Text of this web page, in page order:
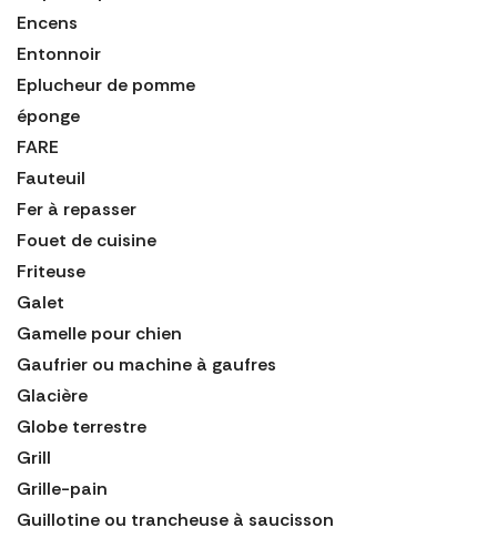
Encens
Entonnoir
Eplucheur de pomme
éponge
FARE
Fauteuil
Fer à repasser
Fouet de cuisine
Friteuse
Galet
Gamelle pour chien
Gaufrier ou machine à gaufres
Glacière
Globe terrestre
Grill
Grille-pain
Guillotine ou trancheuse à saucisson